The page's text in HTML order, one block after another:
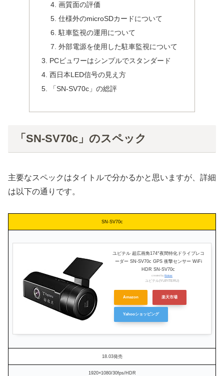
画質面の評価
仕様外のmicroSDカードについて
駐車監視の運用について
外部電源を使用した駐車監視について
PCビュワーはシンプルでスタンダード
西日本LED信号の見え方
「SN-SV70c」の総評
「SN-SV70c」のスペック
主要なスペックはタイトルで分かるかと思いますが、詳細
は以下の通りです。
SN-SV70c
ユピテル 超広画角174°夜間特化ドライブレコ
ーダー SN-SV70c GPS 衝撃センサー WiFi
HDR SN-SV70c
created by Rinker
ユピテル(YUPITERU)
Amazon 楽天市場
Yahooショッピング
18.03発売
1920×1080/30fps/HDR